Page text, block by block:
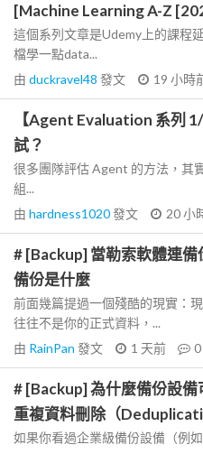
[Machine Learning A-Z
這個系列文章是Udemy上的課程
檔學一點data...
由 duckravel48 發文 19 小時
【Agent Evaluation 系列
試？
很多團隊評估 Agent 的方法，其
組...
由 hardness1020發文 20 小
# [Backup] 當勒索軟體連
備份是什麼
前面幾篇提過一個殘酷的現實：
往往不是你的正式資料，...
由 RainPan 發文 1 天前 0
# [Backup] 為什麼備份設
重複資料刪除（
如果你看過企業級備份設備（例